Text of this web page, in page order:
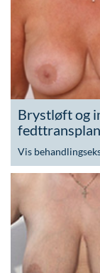
Brystløft og
Vis